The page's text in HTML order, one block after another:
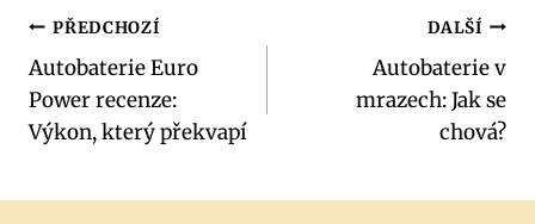
Navigace
pro
příspěvek
PŘEDCHOZÍ
Autobaterie Euro
Power recenze:
Výkon, který překvapí
DALŠÍ
Autobaterie v
mrazech: Jak se
chová?